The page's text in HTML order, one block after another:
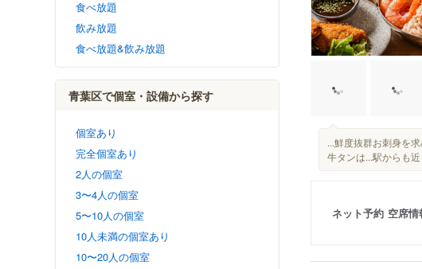
食べ放題
飲み放題
食べ放題&飲み放題
青葉区で個室・設備から探す
個室あり
完全個室あり
2人の個室
3〜4人の個室
5〜10人の個室
10人未満の個室あり
10〜20人の個室
...鮮度抜群お刺身を
牛タンは...駅からも
ネット予約 空席情